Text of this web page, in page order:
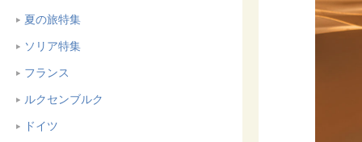
夏の旅特集
ソリア特集
フランス
ルクセンブルク
ドイツ